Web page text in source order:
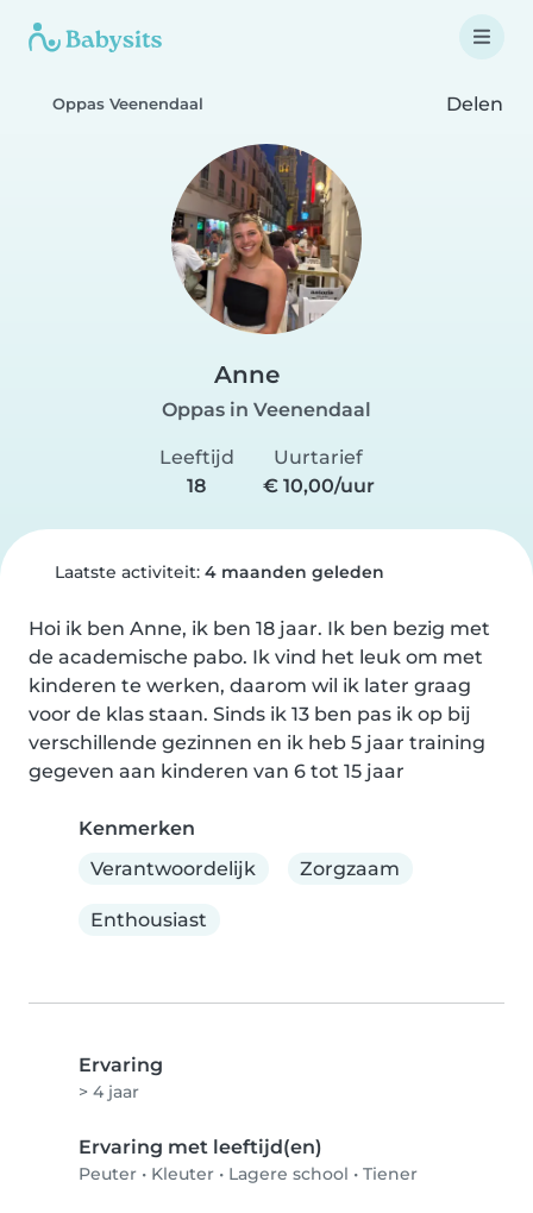
Oppas Veenendaal Delen
Anne
Oppas in Veenendaal
Leeftijd
18
Uurtarief
€ 10,00/uur
Laatste activiteit: 4 maanden geleden
Hoi ik ben Anne, ik ben 18 jaar. Ik ben bezig met
de academische pabo. Ik vind het leuk om met
kinderen te werken, daarom wil ik later graag
voor de klas staan. Sinds ik 13 ben pas ik op bij
verschillende gezinnen en ik heb 5 jaar training
gegeven aan kinderen van 6 tot 15 jaar
Kenmerken
Verantwoordelijk
Zorgzaam
Enthousiast
Ervaring
> 4 jaar
Ervaring met leeftijd(en)
Peuter • Kleuter • Lagere school • Tiener